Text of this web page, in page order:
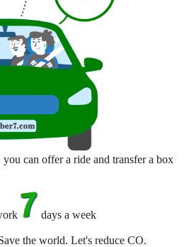
can offer a ride and transfer a box
days a week
the world. Let's reduce CO.